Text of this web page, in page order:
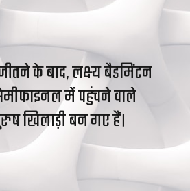
के बाद, लक्ष्य बैडमिंटन
में पहुंचने वाले
खिलाड़ी बन गए हैं।